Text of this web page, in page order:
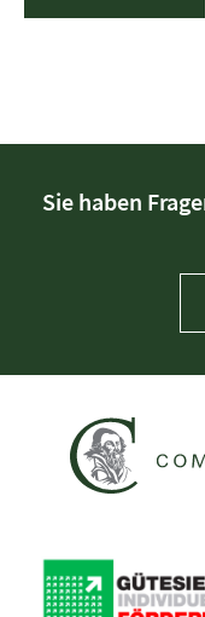
Sie haben